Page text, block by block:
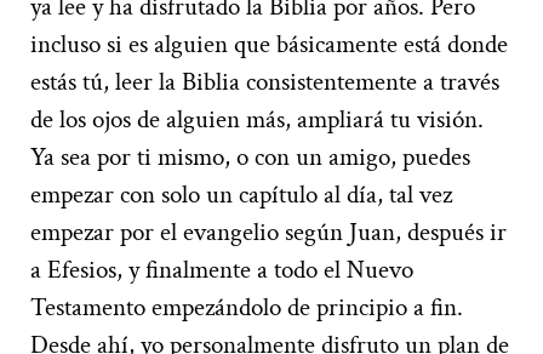
ya lee y ha disfrutado la Biblia por años. Pero
incluso si es alguien que básicamente está donde
estás tú, leer la Biblia consistentemente a través
de los ojos de alguien más, ampliará tu visión.
Ya sea por ti mismo, o con un amigo, puedes
empezar con solo un capítulo al día, tal vez
empezar por el evangelio según Juan, después ir
a Efesios, y finalmente a todo el Nuevo
Testamento empezándolo de principio a fin.
Desde ahí, yo personalmente disfruto un plan de